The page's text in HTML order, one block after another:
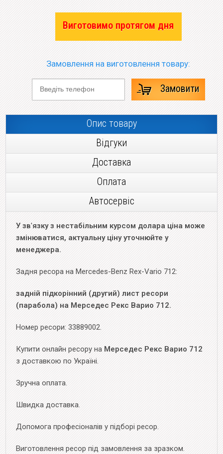
Виготовимо протягом дня
Замовлення на виготовлення товару:
Замовити
Опис товару
Відгуки
Доставка
Оплата
Автосервіс
У зв'язку з нестабільним курсом долара ціна може
змінюватися, актуальну ціну уточнюйте у
менеджера.
Задня ресора на Mercedes-Benz Rex-Vario 712:
задній підкорінний (другий) лист ресори
(парабола) на Мерседес Рекс Варио 712.
Номер ресори: 33889002.
Купити онлайн ресору на Мерседес Рекс Варио 712
з доставкою по Україні.
Зручна оплата.
Швидка доставка.
Допомога професіоналів у підборі ресор.
Виготовлення ресор під замовлення за зразком.